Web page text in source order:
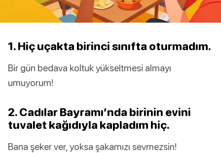
1. Hiç uçakta birinci sınıfta oturmadım.
Bir gün bedava koltuk yükseltmesi almayı
umuyorum!
2. Cadılar Bayramı’nda birinin evini
tuvalet kağıdıyla kapladım hiç.
Bana şeker ver, yoksa şakamızı sevmezsin!